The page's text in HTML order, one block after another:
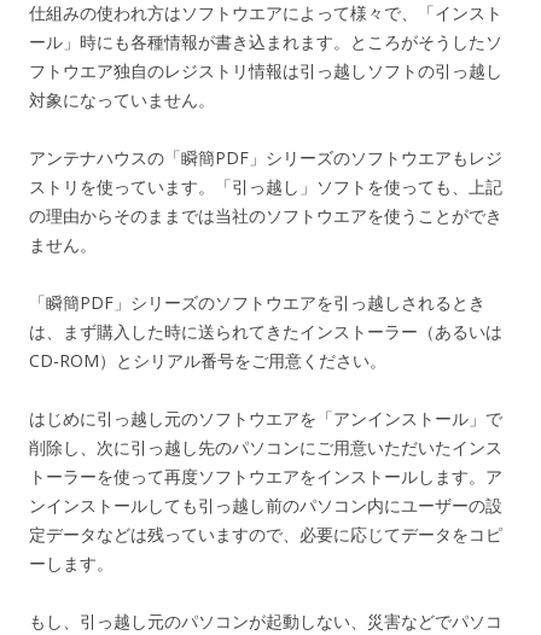
仕組みの使われ方はソフトウエアによって様々で、「インスト
ール」時にも各種情報が書き込まれます。ところがそうしたソ
フトウエア独自のレジストリ情報は引っ越しソフトの引っ越し
対象になっていません。
アンテナハウスの「瞬簡PDF」シリーズのソフトウエアもレジ
ストリを使っています。「引っ越し」ソフトを使っても、上記
の理由からそのままでは当社のソフトウエアを使うことができ
ません。
「瞬簡PDF」シリーズのソフトウエアを引っ越しされるとき
は、まず購入した時に送られてきたインストーラー（あるいは
CD-ROM）とシリアル番号をご用意ください。
はじめに引っ越し元のソフトウエアを「アンインストール」で
削除し、次に引っ越し先のパソコンにご用意いただいたインス
トーラーを使って再度ソフトウエアをインストールします。ア
ンインストールしても引っ越し前のパソコン内にユーザーの設
定データなどは残っていますので、必要に応じてデータをコピ
ーします。
もし、引っ越し元のパソコンが起動しない、災害などでパソコ